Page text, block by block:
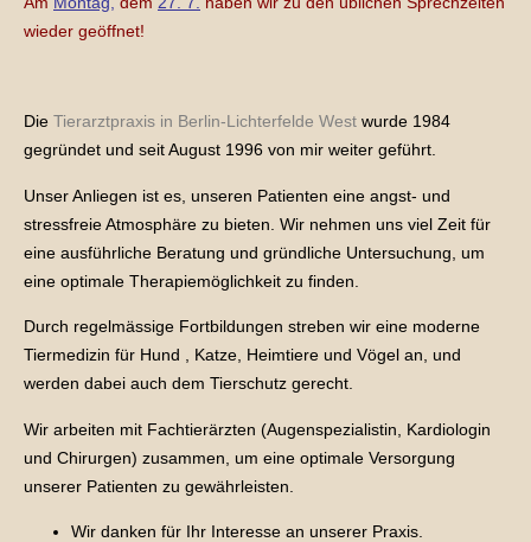
wieder geöffnet!
Die Tierarztpraxis in Berlin-Lichterfelde West wurde 1984
gegründet und seit August 1996 von mir weiter geführt.
Unser Anliegen ist es, unseren Patienten eine angst- und
stressfreie Atmosphäre zu bieten. Wir nehmen uns viel Zeit für
eine ausführliche Beratung und gründliche Untersuchung, um
eine optimale Therapiemöglichkeit zu finden.
Durch regelmässige Fortbildungen streben wir eine moderne
Tiermedizin für Hund , Katze, Heimtiere und Vögel an, und
werden dabei auch dem Tierschutz gerecht.
Wir arbeiten mit Fachtierärzten (Augenspezialistin, Kardiologin
und Chirurgen) zusammen, um eine optimale Versorgung
unserer Patienten zu gewährleisten.
Wir danken für Ihr Interesse an unserer Praxis.